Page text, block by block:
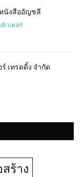
นังสืออัญชลี
พิวเตอร์
เทรดดิ้ง จำกัด
ร้าง